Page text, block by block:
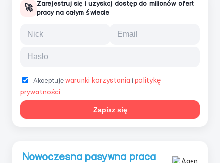
🚀
Zarejestruj się i uzyskaj dostęp do milionów ofert
pracy na całym świecie
Akceptujęwarunki korzystania i politykę
prywatności
Zapisz się
Nowoczesna pasywna praca